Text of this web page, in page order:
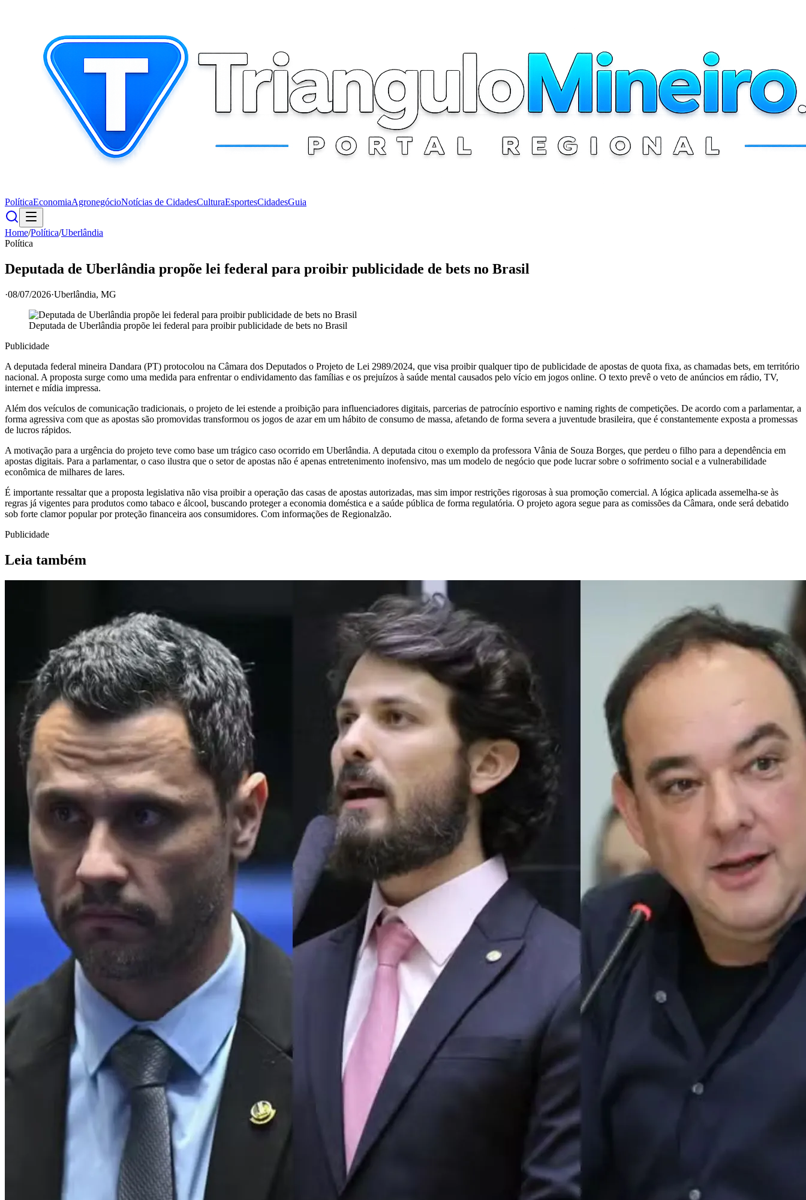
PolíticaEconomiaAgronegócioNotícias de CidadesCulturaEsportesCidadesGuia
Home/Política/Uberlândia
Política
Deputada de Uberlândia propõe lei federal para proibir publicidade de bets no Brasil
·08/07/2026·Uberlândia, MG
Deputada de Uberlândia propõe lei federal para proibir publicidade de bets no Brasil
Publicidade
A deputada federal mineira Dandara (PT) protocolou na Câmara dos Deputados o Projeto de Lei 2989/2024, que visa proibir qualquer tipo de publicidade de apostas de quota fixa, as chamadas bets, em território
nacional. A proposta surge como uma medida para enfrentar o endividamento das famílias e os prejuízos à saúde mental causados pelo vício em jogos online. O texto prevê o veto de anúncios em rádio, TV,
internet e mídia impressa.
Além dos veículos de comunicação tradicionais, o projeto de lei estende a proibição para influenciadores digitais, parcerias de patrocínio esportivo e naming rights de competições. De acordo com a parlamentar, a
forma agressiva com que as apostas são promovidas transformou os jogos de azar em um hábito de consumo de massa, afetando de forma severa a juventude brasileira, que é constantemente exposta a promessas
de lucros rápidos.
A motivação para a urgência do projeto teve como base um trágico caso ocorrido em Uberlândia. A deputada citou o exemplo da professora Vânia de Souza Borges, que perdeu o filho para a dependência em
apostas digitais. Para a parlamentar, o caso ilustra que o setor de apostas não é apenas entretenimento inofensivo, mas um modelo de negócio que pode lucrar sobre o sofrimento social e a vulnerabilidade
econômica de milhares de lares.
É importante ressaltar que a proposta legislativa não visa proibir a operação das casas de apostas autorizadas, mas sim impor restrições rigorosas à sua promoção comercial. A lógica aplicada assemelha-se às
regras já vigentes para produtos como tabaco e álcool, buscando proteger a economia doméstica e a saúde pública de forma regulatória. O projeto agora segue para as comissões da Câmara, onde será debatido
sob forte clamor popular por proteção financeira aos consumidores. Com informações de Regionalzão.
Publicidade
Leia também